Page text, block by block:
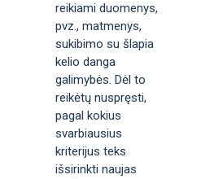
reikiami duomenys,
pvz., matmenys,
sukibimo su šlapia
kelio danga
galimybės. Dėl to
reikėtų nuspręsti,
pagal kokius
svarbiausius
kriterijus teks
išsirinkti naujas